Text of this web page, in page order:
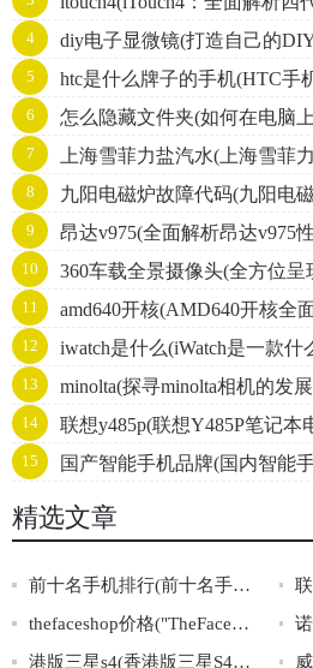
史发展)
4
diy电子显微镜(打造自己的
始！)
5 htc是什么牌子的手机(HTC手
6 怎么隐藏文件夹(如何在电脑
7
上海雪菲力盐汽水(上海雪菲
历史的中国味道)
8
九阳电磁炉故障代码(九阳电
方法)
9 昂达v975(全面解析昂达v975
10
360车载全景摄像头(全方位
像头，全视角无盲区，安装简单，
11
amd640开核(AMD640开核全
不得不看！)
12 iwatch是什么(iWatch是一款
13
minolta(探寻minolta相机的发
地位)
14
联想y485p(联想Y485P笔记
点分析。)
15 国产智能手机品牌(国内智能
精选文章
前十名手机排行(前十名手机排行榜大揭秘，这些手机值不值得入手？)
thefaceshop价格("TheFaceShop产品价格一览：如何选购最划算的护肤品？")
港版三星s4(香港版三星S4手机介绍及详细参数解析)